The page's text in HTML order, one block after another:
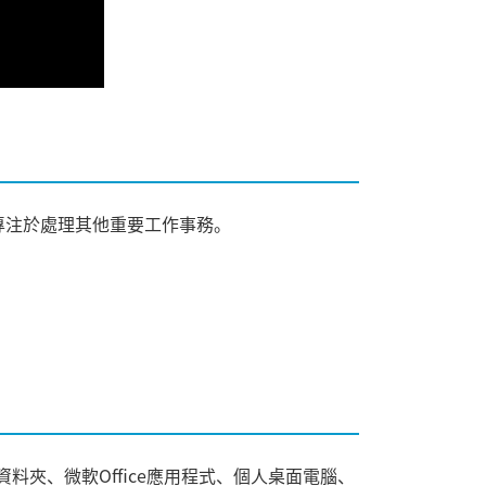
於處理其他重要工作事務。
夾、微軟Office應用程式、個人桌面電腦、